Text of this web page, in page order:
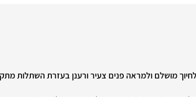
במסע לחיוך מושלם ולמראה פנים צעיר ורענן בעזרת השתלות